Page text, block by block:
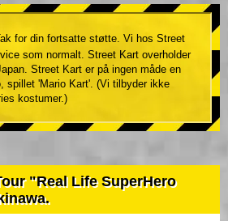
for din fortsatte støtte. Vi hos Street
som normalt. Street Kart overholder
Street Kart er på ingen måde en
spillet 'Mario Kart'. (Vi tilbyder ikke
kostumer.)
"Real Life SuperHero